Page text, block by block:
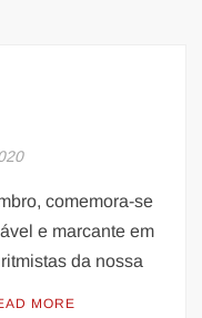
comemora-se
e marcante em
da nossa
MORE